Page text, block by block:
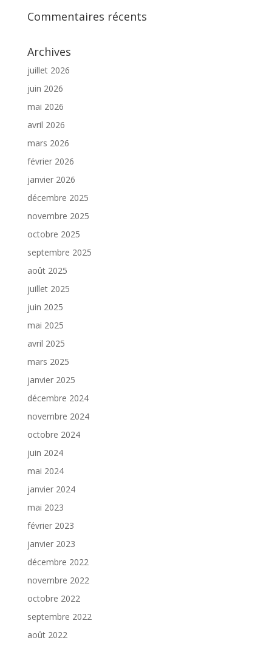
Commentaires récents
Archives
juillet 2026
juin 2026
mai 2026
avril 2026
mars 2026
février 2026
janvier 2026
décembre 2025
novembre 2025
octobre 2025
septembre 2025
août 2025
juillet 2025
juin 2025
mai 2025
avril 2025
mars 2025
janvier 2025
décembre 2024
novembre 2024
octobre 2024
juin 2024
mai 2024
janvier 2024
mai 2023
février 2023
janvier 2023
décembre 2022
novembre 2022
octobre 2022
septembre 2022
août 2022